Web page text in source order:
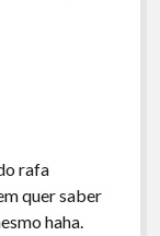
rafa
quer saber
haha.